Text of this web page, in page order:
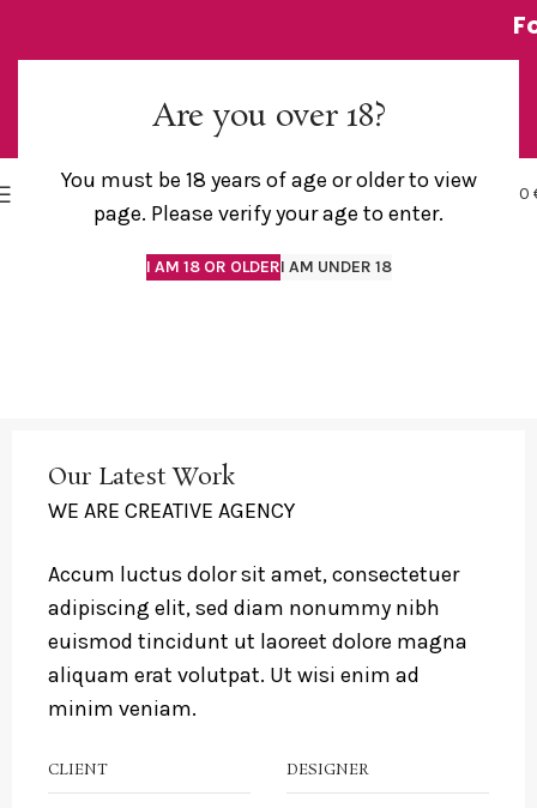
Are you over 18?
You must be 18 years of age or older to view
page. Please verify your age to enter.
I AM 18 OR OLDERI AM UNDER 18
MENU 0 0,00
Our Latest Work
WE ARE CREATIVE AGENCY
Accum luctus dolor sit amet, consectetuer
adipiscing elit, sed diam nonummy nibh
euismod tincidunt ut laoreet dolore magna
aliquam erat volutpat. Ut wisi enim ad
minim veniam.
CLIENT DESIGNER